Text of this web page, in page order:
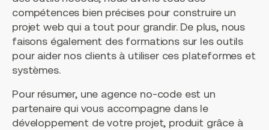
compétences bien précises pour construire un
projet web qui a tout pour grandir. De plus, nous
faisons également des formations sur les outils
pour aider nos clients à utiliser ces plateformes et
systèmes.
Pour résumer, une agence no-code est un
partenaire qui vous accompagne dans le
développement de votre projet, produit grâce à